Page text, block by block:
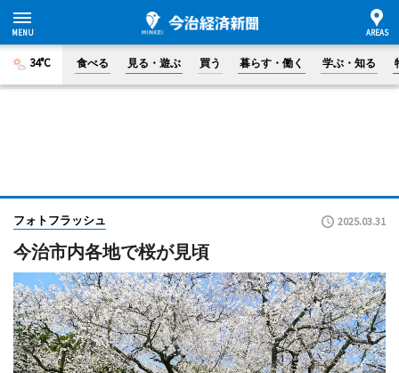
34°C 食べる 見る・遊ぶ 買う 暮らす・働く 学ぶ・知る
フォトフラッシュ 2025.03.31
今治市内各地で桜が見頃